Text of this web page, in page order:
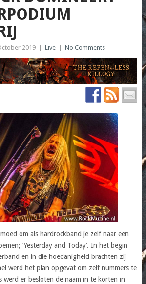
2019 Live No Comments
om als hardrockband je zelf naar een
‘Yesterday and Today’. In het begin
en in die hoedanigheid brachten zij
werd het plan opgevat om zelf nummers te
werd er besloten de naam in te korten in